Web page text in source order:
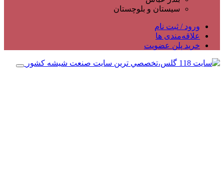
سیستان و بلوچستان
ورود / ثبت نام
علاقه‌مندی ها
خرید پلن عضویت